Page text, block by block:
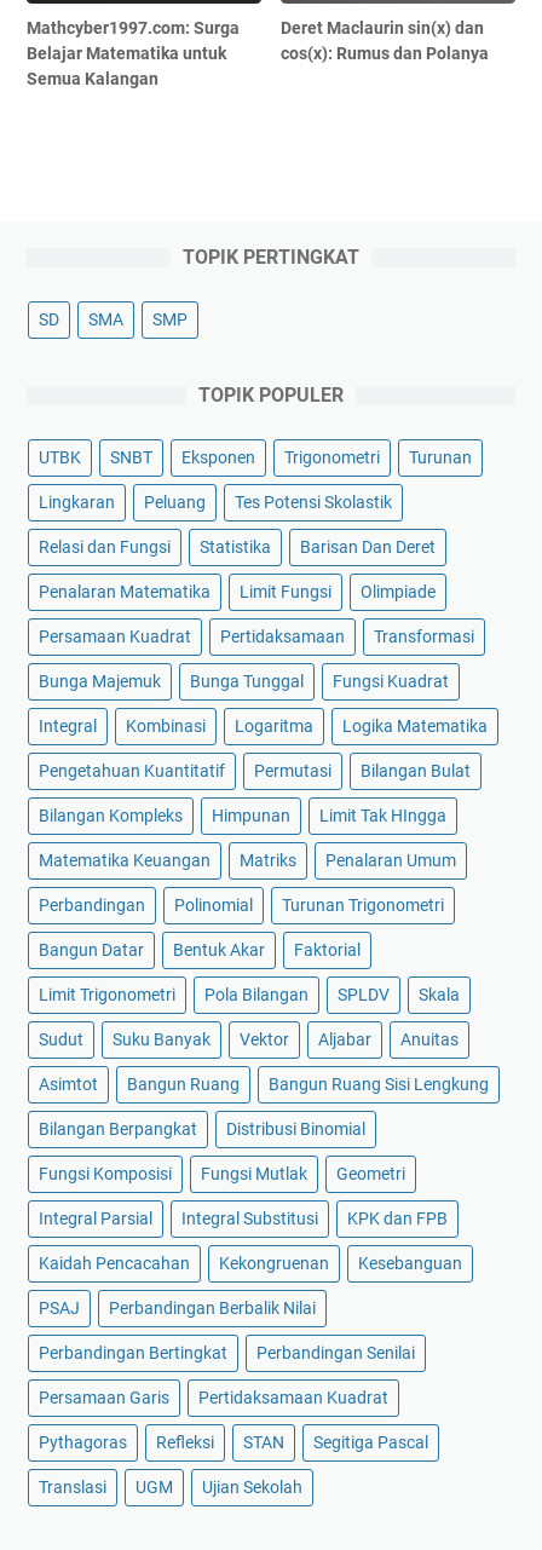
Mathcyber1997.com: Surga
Belajar Matematika untuk
Semua Kalangan
Deret Maclaurin sin(x) dan
cos(x): Rumus dan Polanya
TOPIK PERTINGKAT
SD SMA SMP
TOPIK POPULER
UTBK SNBT Eksponen Trigonometri Turunan
Lingkaran Peluang Tes Potensi Skolastik
Relasi dan Fungsi Statistika Barisan Dan Deret
Penalaran Matematika Limit Fungsi Olimpiade
Persamaan Kuadrat Pertidaksamaan Transformasi
Bunga Majemuk Bunga Tunggal Fungsi Kuadrat
Integral Kombinasi Logaritma Logika Matematika
Pengetahuan Kuantitatif Permutasi Bilangan Bulat
Bilangan Kompleks Himpunan Limit Tak HIngga
Matematika Keuangan Matriks Penalaran Umum
Perbandingan Polinomial Turunan Trigonometri
Bangun Datar Bentuk Akar Faktorial
Limit Trigonometri Pola Bilangan SPLDV Skala
Sudut Suku Banyak Vektor Aljabar Anuitas
Asimtot Bangun Ruang Bangun Ruang Sisi Lengkung
Bilangan Berpangkat Distribusi Binomial
Fungsi Komposisi Fungsi Mutlak Geometri
Integral Parsial Integral Substitusi KPK dan FPB
Kaidah Pencacahan Kekongruenan Kesebanguan
PSAJ Perbandingan Berbalik Nilai
Perbandingan Bertingkat Perbandingan Senilai
Persamaan Garis Pertidaksamaan Kuadrat
Pythagoras Refleksi STAN Segitiga Pascal
Translasi UGM Ujian Sekolah